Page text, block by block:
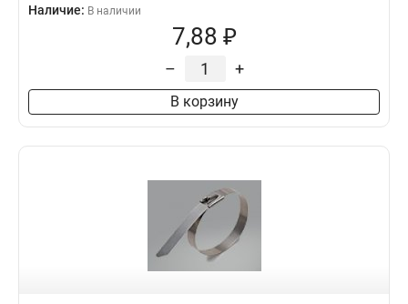
Наличие: В наличии
7,88 ₽
– +
В корзину